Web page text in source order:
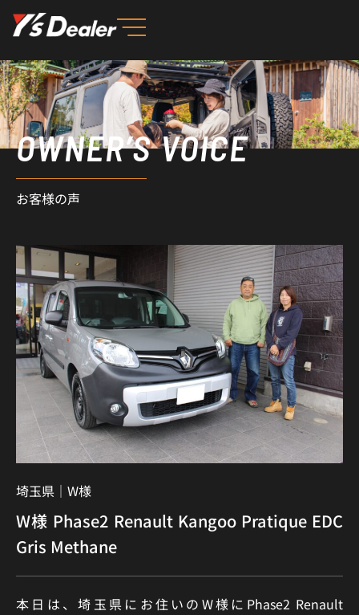
を
ス
キ
ッ
プ OWNER’S VOICE
お客様の声
埼玉県｜ W様
W様 Phase2 Renault Kangoo Pratique EDC
Gris Methane
本日は、埼玉県にお住いのW様にPhase2 Renault